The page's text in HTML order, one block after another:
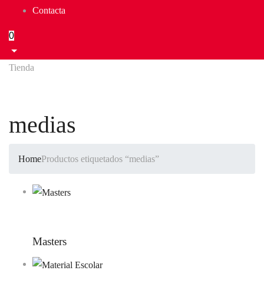
Contacta
0
Tienda
medias
HomeProductos etiquetados “medias”
Masters